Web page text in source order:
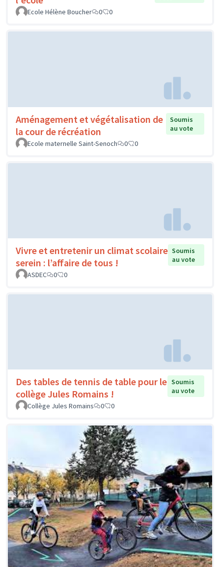
Ecole Hélène Boucher
0 0
Aménagement et végétalisation de
la cour de récréation
Soumis
au vote
Ecole maternelle Saint-Senoch
0 0
Vivre et entretenir un climat scolaire
serein : l’affaire de tous !
Soumis
au vote
ASDEC
0 0
Des tables de tennis de table pour le
collège Jules Romains !
Soumis
au vote
Collège Jules Romains
0 0